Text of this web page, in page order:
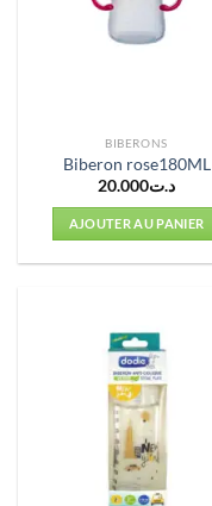
BIBERONS
Biberon rose180ML
د.ت20.000
AJOUTER AU PANIER